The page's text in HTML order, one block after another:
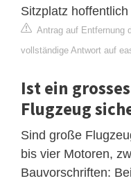
Sitzplatz
Antrag auf Entfernung
vollständige Antwort auf
Ist ein
Flugzeug
Sind große
bis vier Motoren,
Bauvorschriften: